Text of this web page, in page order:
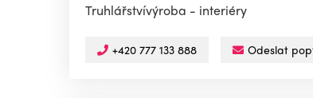
Truhlářstvívýroba - interiéry
+420 777 133 888 Odeslat